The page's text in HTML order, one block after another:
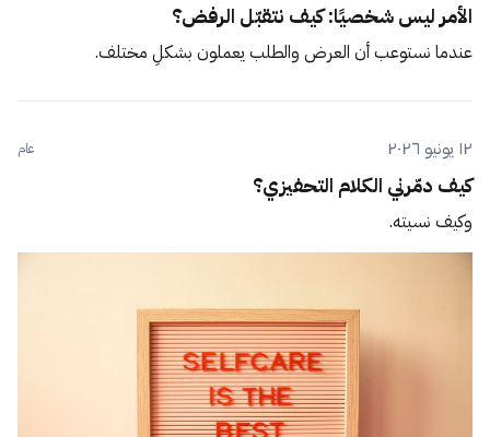
الأمر ليس شخصيًا: كيف نتقبّل الرفض؟
عندما نستوعب أن العرض والطلب يعملون بشكلٍ مختلف.
١٢ يونيو ٢٠٢٦ عام
كيف دمّرني الكلام التحفيزي؟
وكيف نسيته.